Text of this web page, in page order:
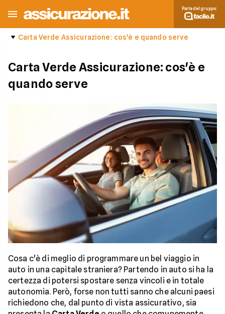
Parte del gruppo:
Carta Verde Assicurazione: cos'è e quando serve
Carta Verde Assicurazione: cos'è e
quando serve
Cosa c'è di meglio di programmare un bel viaggio in
auto in una capitale straniera? Partendo in auto si ha la
certezza di potersi spostare senza vincoli e in totale
autonomia. Però, forse non tutti sanno che alcuni paesi
richiedono che, dal punto di vista assicurativo, sia